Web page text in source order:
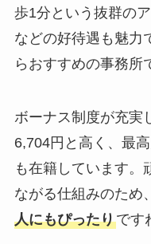
双方向チャッ
2ショットチャッ
歩1分という抜群の
などの好待遇も魅力
らおすすめの事務所
ボーナス制度が充実
6,704円と高く、最
も在籍しています。
ながる仕組みのため、
人にもぴったりです